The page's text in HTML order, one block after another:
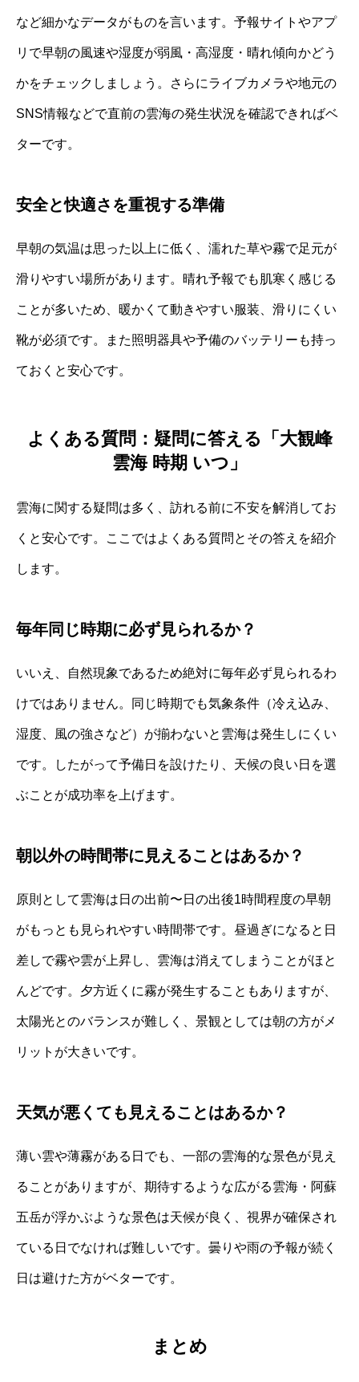
など細かなデータがものを言います。予報サイトやアプ
リで早朝の風速や湿度が弱風・高湿度・晴れ傾向かどう
かをチェックしましょう。さらにライブカメラや地元の
SNS情報などで直前の雲海の発生状況を確認できればベ
ターです。
安全と快適さを重視する準備
早朝の気温は思った以上に低く、濡れた草や霧で足元が
滑りやすい場所があります。晴れ予報でも肌寒く感じる
ことが多いため、暖かくて動きやすい服装、滑りにくい
靴が必須です。また照明器具や予備のバッテリーも持っ
ておくと安心です。
よくある質問：疑問に答える「大観峰
雲海 時期 いつ」
雲海に関する疑問は多く、訪れる前に不安を解消してお
くと安心です。ここではよくある質問とその答えを紹介
します。
毎年同じ時期に必ず見られるか？
いいえ、自然現象であるため絶対に毎年必ず見られるわ
けではありません。同じ時期でも気象条件（冷え込み、
湿度、風の強さなど）が揃わないと雲海は発生しにくい
です。したがって予備日を設けたり、天候の良い日を選
ぶことが成功率を上げます。
朝以外の時間帯に見えることはあるか？
原則として雲海は日の出前〜日の出後1時間程度の早朝
がもっとも見られやすい時間帯です。昼過ぎになると日
差しで霧や雲が上昇し、雲海は消えてしまうことがほと
んどです。夕方近くに霧が発生することもありますが、
太陽光とのバランスが難しく、景観としては朝の方がメ
リットが大きいです。
天気が悪くても見えることはあるか？
薄い雲や薄霧がある日でも、一部の雲海的な景色が見え
ることがありますが、期待するような広がる雲海・阿蘇
五岳が浮かぶような景色は天候が良く、視界が確保され
ている日でなければ難しいです。曇りや雨の予報が続く
日は避けた方がベターです。
まとめ